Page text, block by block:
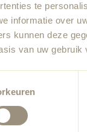
te
informatie over
kunnen deze
van uw gebruik